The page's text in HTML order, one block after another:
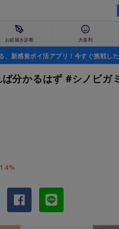
お絵描き診断 大喜利
新感覚ポイ活アプリ！今すぐ挑戦し
分かるはず #シノビガ
1.4%